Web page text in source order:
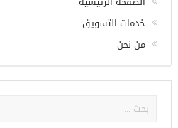
الصفحة الرئيسية
خدمات التسويق
من نحن